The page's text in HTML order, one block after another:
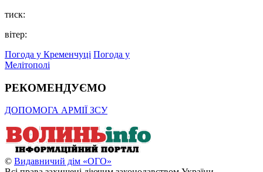
тиск:
вітер:
Погода у Кременчуці Погода у
Мелітополі
РЕКОМЕНДУЄМО
ДОПОМОГА АРМІЇ ЗСУ
© Видавничий дім «ОГО»